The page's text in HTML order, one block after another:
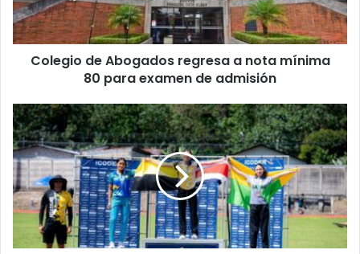
mínima
80
para
examen
Colegio de Abogados regresa a nota mínima
80 para examen de admisión
Atleta
Eimy
Núñez
rompe
récord
nacional
impuesto
Daniela